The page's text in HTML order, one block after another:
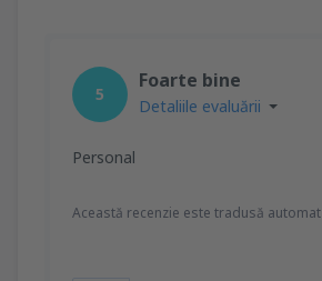
5
Foarte bine
Detaliile evaluării
Personal
Această recenzie este tradusă automat